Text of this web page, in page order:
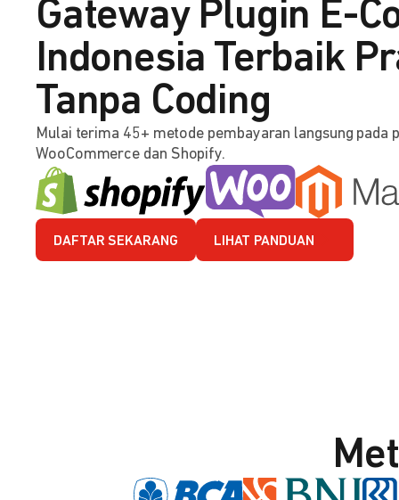
Gateway Plugin E-
Indonesia Terbaik
Tanpa Coding
Mulai terima 45+ metode pembayaran langsung pada
WooCommerce dan Shopify.
DAFTAR SEKARANG LIHAT PANDUAN